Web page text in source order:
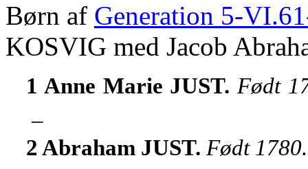
Børn af Generation 5-
KOSVIG med Jacob
1 Anne Marie JUST. Født
2 Abraham JUST. Født